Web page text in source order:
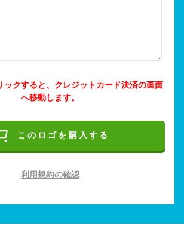
ックすると、クレジットカード決済の画面
へ移動します。
このロゴを購入する
利用規約の確認